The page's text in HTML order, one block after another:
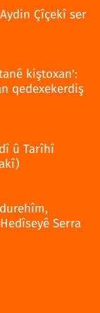
Çîçekî ser
kiştoxan':
qedexekerdiş
û Tarîhî
Serra